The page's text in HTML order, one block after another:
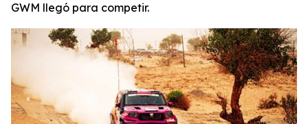
GWM llegó para competir.